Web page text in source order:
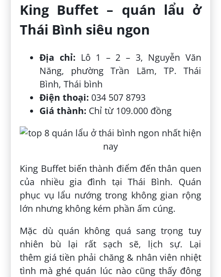
King Buffet – quán lẩu ở
Thái Bình siêu ngon
Địa chỉ: Lô 1 – 2 – 3, Nguyễn Văn
Năng, phường Trần Lãm, TP. Thái
Bình, Thái bình
Điện thoại: 034 507 8793
Giá thành: Chỉ từ 109.000 đồng
King Buffet biến thành điểm đến thân quen
của nhiều gia đình tại Thái Bình. Quán
phục vụ lẩu nướng trong không gian rộng
lớn nhưng không kém phần ấm cúng.
Mặc dù quán không quá sang trọng tuy
nhiên bù lại rất sạch sẽ, lịch sự. Lại
thêm giá tiền phải chăng & nhân viên nhiệt
tình mà ghé quán lúc nào cũng thấy đông